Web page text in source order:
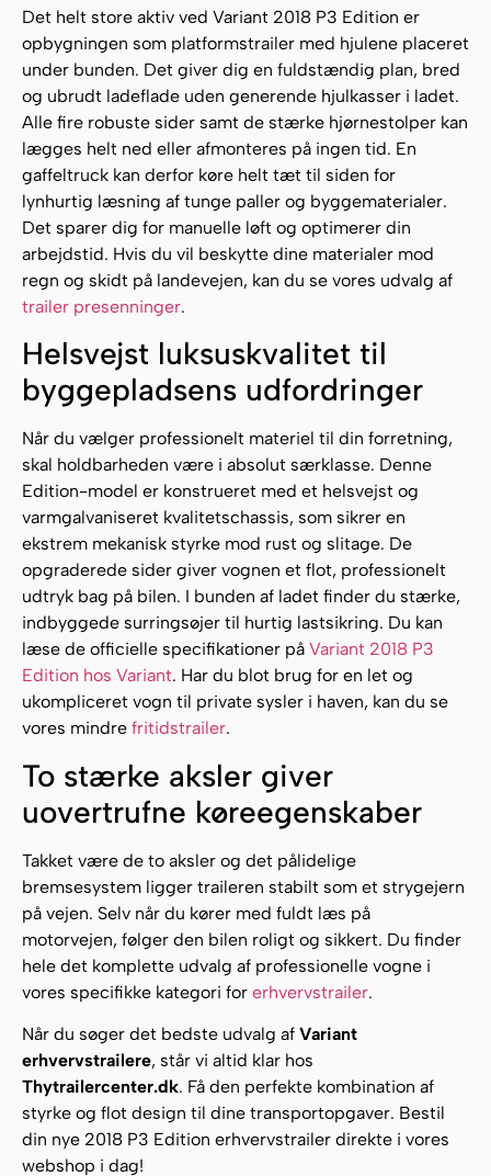
Det helt store aktiv ved Variant 2018 P3 Edition er
opbygningen som platformstrailer med hjulene placeret
under bunden. Det giver dig en fuldstændig plan, bred
og ubrudt ladeflade uden generende hjulkasser i ladet.
Alle fire robuste sider samt de stærke hjørnestolper kan
lægges helt ned eller afmonteres på ingen tid. En
gaffeltruck kan derfor køre helt tæt til siden for
lynhurtig læsning af tunge paller og byggematerialer.
Det sparer dig for manuelle løft og optimerer din
arbejdstid. Hvis du vil beskytte dine materialer mod
regn og skidt på landevejen, kan du se vores udvalg af
trailer presenninger.
Helsvejst luksuskvalitet til
byggepladsens udfordringer
Når du vælger professionelt materiel til din forretning,
skal holdbarheden være i absolut særklasse. Denne
Edition-model er konstrueret med et helsvejst og
varmgalvaniseret kvalitetschassis, som sikrer en
ekstrem mekanisk styrke mod rust og slitage. De
opgraderede sider giver vognen et flot, professionelt
udtryk bag på bilen. I bunden af ladet finder du stærke,
indbyggede surringsøjer til hurtig lastsikring. Du kan
læse de officielle specifikationer på Variant 2018 P3
Edition hos Variant. Har du blot brug for en let og
ukompliceret vogn til private sysler i haven, kan du se
vores mindre fritidstrailer.
To stærke aksler giver
uovertrufne køreegenskaber
Takket være de to aksler og det pålidelige
bremsesystem ligger traileren stabilt som et strygejern
på vejen. Selv når du kører med fuldt læs på
motorvejen, følger den bilen roligt og sikkert. Du finder
hele det komplette udvalg af professionelle vogne i
vores specifikke kategori for erhvervstrailer.
Når du søger det bedste udvalg af Variant
erhvervstrailere, står vi altid klar hos
Thytrailercenter.dk. Få den perfekte kombination af
styrke og flot design til dine transportopgaver. Bestil
din nye 2018 P3 Edition erhvervstrailer direkte i vores
webshop i dag!